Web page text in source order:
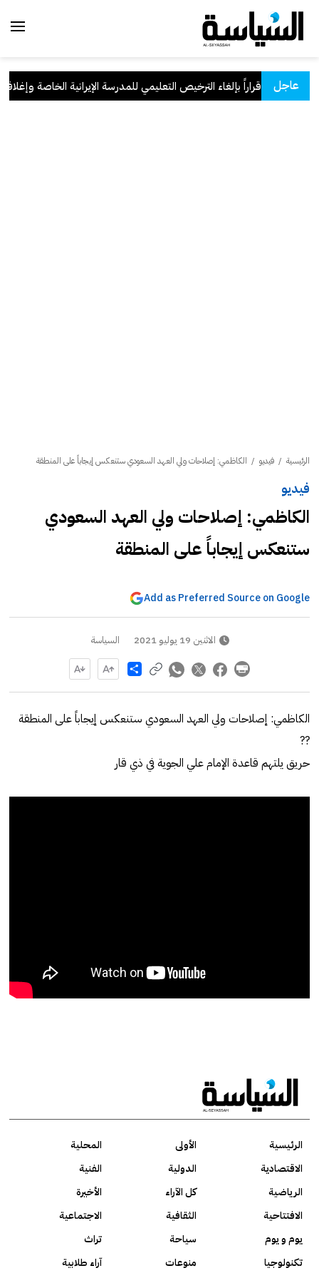
عاجل
يصدر قراراً بإلغاء الترخيص التعليمي للمدرسة الإيرانية الخاصة وإغلاقها
الرئيسية / فيديو / الكاظمي: إصلاحات ولي العهد السعودي ستنعكس إيجاباً على المنطقة
فيديو
الكاظمي: إصلاحات ولي العهد السعودي
ستنعكس إيجاباً على المنطقة
Add as Preferred Source on Google
الاثنين 19 يوليو 2021 السياسة
Share
الكاظمي: إصلاحات ولي العهد السعودي ستنعكس إيجاباً على المنطقة
??
حريق يلتهم قاعدة الإمام علي الجوية في ذي قار
الرئيسية الأولى
المحلية
الاقتصادية
الدولية
الفنية
الرياضية
كل الآراء
الأخيرة
الافتتاحية
الثقافية
الاجتماعية
يوم و يوم
سياحة
تراث
تكنولوجيا
منوعات آراء طلابية